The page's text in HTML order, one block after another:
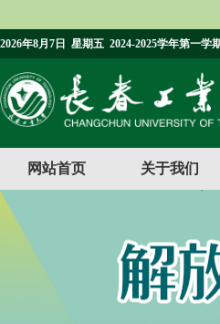
2026年8月7日 星期五 2024-2025学年第一学
网站首页 关于我们